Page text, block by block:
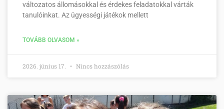
változatos állomásokkal és érdekes feladatokkal várták
tanulóinkat. Az ügyességi játékok mellett
TOVÁBB OLVASOM »
2026. június 17. Nincs hozzászólás